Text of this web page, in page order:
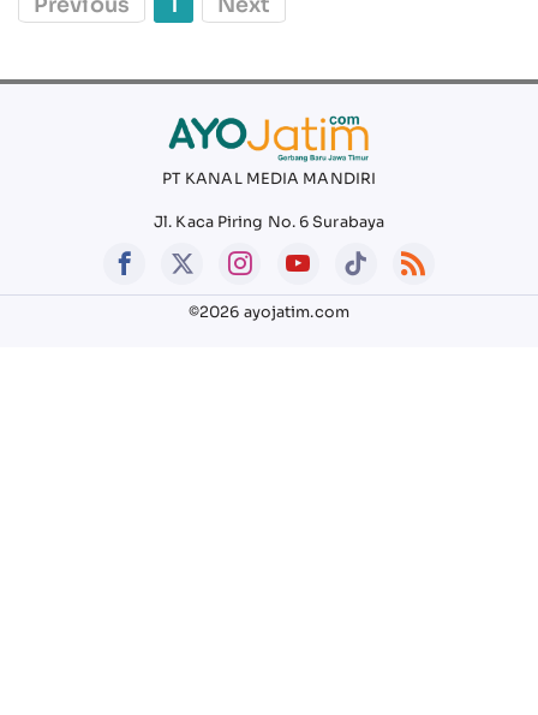
PT KANAL MEDIA MANDIRI
Jl. Kaca Piring No. 6 Surabaya
©2026 ayojatim.com